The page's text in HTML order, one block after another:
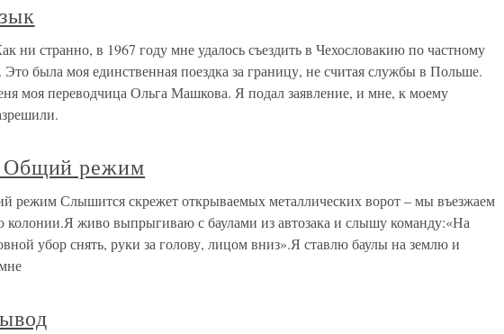
ни странно, в 1967 году мне удалось съездить в Чехословакию по частному
была моя единственная поездка за границу, не считая службы в Польше.
моя переводчица Ольга Машкова. Я подал заявление, и мне, к моему
Общий режим
режим Слышится скрежет открываемых металлических ворот – мы въезжаем
колонии.Я живо выпрыгиваю с баулами из автозака и слышу команду:«На
убор снять, руки за голову, лицом вниз».Я ставлю баулы на землю и